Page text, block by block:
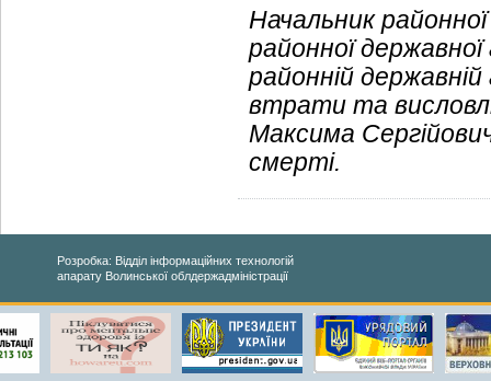
Начальник районної
районної
районній
втрати та
Максима
смерті.
Розробка: Відділ інформаційних технологій
апарату Волинської облдержадміністрації